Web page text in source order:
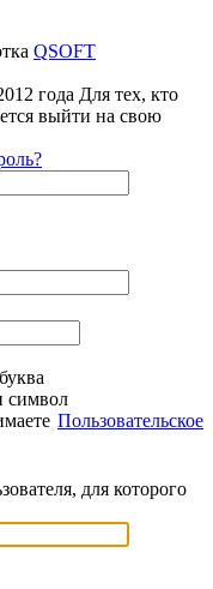
QSOFT
года Для тех, кто
выйти на свою
символ
Пользовательское
для которого